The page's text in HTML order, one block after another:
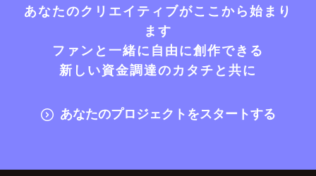
あなたのクリエイティブがここから始まり
ます
ファンと一緒に自由に創作できる
新しい資金調達のカタチと共に
あなたのプロジェクトをスタートする